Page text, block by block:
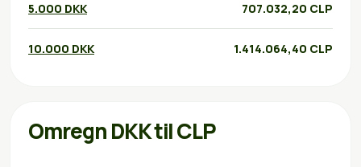
5.000 DKK 707.032,20 CLP
10.000 DKK 1.414.064,40 CLP
Omregn DKK til CLP